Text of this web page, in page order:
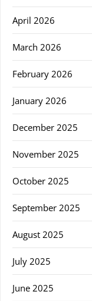
April 2026
March 2026
February 2026
January 2026
December 2025
November 2025
October 2025
September 2025
August 2025
July 2025
June 2025